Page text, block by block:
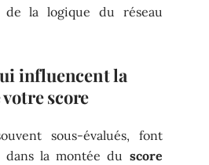
la logique du réseau
influencent la
score
sous-évalués, font
la montée du score